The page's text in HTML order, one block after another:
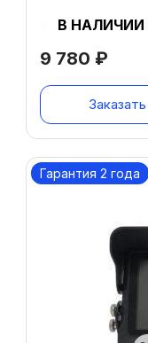
9 780 ₽
В НАЛИЧИИ
Заказать
Гарантия 2 года